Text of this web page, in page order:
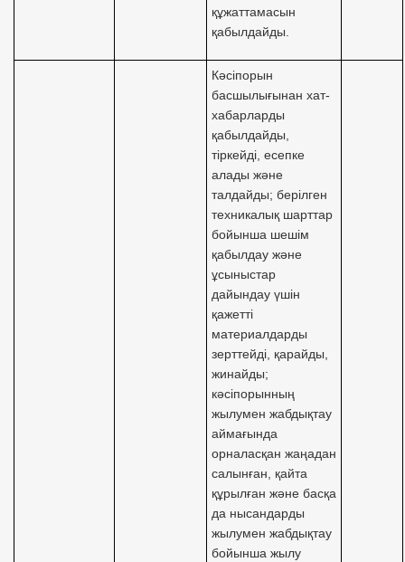
құжаттамасын
қабылдайды.
Кәсіпорын
басшылығынан хат-
хабарларды
қабылдайды,
тіркейді, есепке
алады және
талдайды; берілген
техникалық шарттар
бойынша шешім
қабылдау және
ұсыныстар
дайындау үшін
қажетті
материалдарды
зерттейді, қарайды,
жинайды;
кәсіпорынның
жылумен жабдықтау
аймағында
орналасқан жаңадан
салынған, қайта
құрылған және басқа
да нысандарды
жылумен жабдықтау
бойынша жылу